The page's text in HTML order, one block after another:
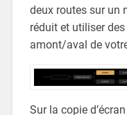
deux routes sur un
réduit et utiliser
amont/aval de
Sur la copie